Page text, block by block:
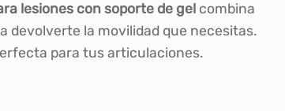
lesiones con soporte de gel combina
devolverte la movilidad que necesitas.
para tus articulaciones.